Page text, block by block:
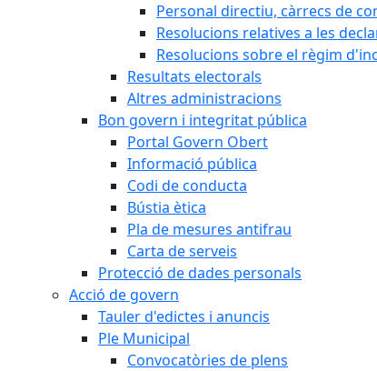
Personal directiu, càrrecs de
Resolucions relatives a les
Resolucions sobre el règim
Resultats electorals
Altres administracions
Bon govern i integritat pública
Portal Govern Obert
Informació pública
Codi de conducta
Bústia ètica
Pla de mesures antifrau
Carta de serveis
Protecció de dades personals
Acció de govern
Tauler d'edictes i anuncis
Ple Municipal
Convocatòries de plens